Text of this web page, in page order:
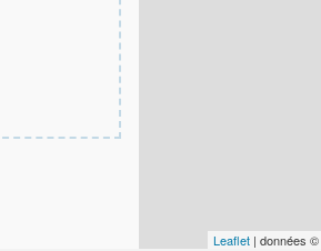
Leaflet | données ©